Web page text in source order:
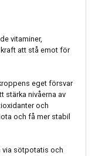
vitaminer,
att stå emot för
eget försvar
stärka nivåerna av
och
och få mer stabil
via sötpotatis och